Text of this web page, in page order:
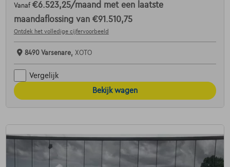
Vanaf €6.523,25/maand met een laatste
maandaflossing van €91.510,75
Ontdek het volledige cijfervoorbeeld
8490 Varsenare, XOTO
Vergelijk
Bekijk wagen